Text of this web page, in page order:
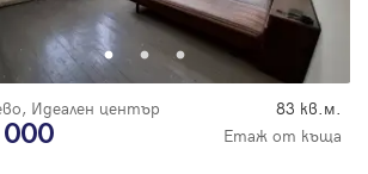
Идеален център 83 кв.м.
Етаж от къща